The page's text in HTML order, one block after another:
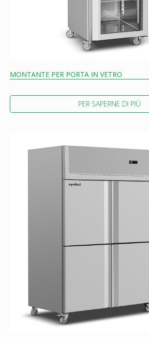
MONTANTE PER PORTA IN VETRO
PER SAPERNE DI PIÙ